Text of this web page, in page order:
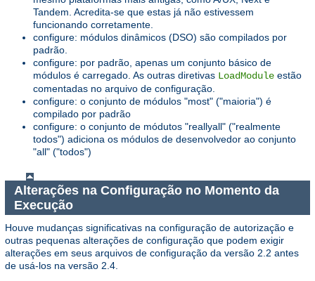
Tandem. Acredita-se que estas já não estivessem
funcionando corretamente.
configure: módulos dinâmicos (DSO) são compilados por
padrão.
configure: por padrão, apenas um conjunto básico de
módulos é carregado. As outras diretivas LoadModule estão
comentadas no arquivo de configuração.
configure: o conjunto de módulos "most" ("maioria") é
compilado por padrão
configure: o conjunto de módutos "reallyall" ("realmente
todos") adiciona os módulos de desenvolvedor ao conjunto
"all" ("todos")
Alterações na Configuração no Momento da
Execução
Houve mudanças significativas na configuração de autorização e
outras pequenas alterações de configuração que podem exigir
alterações em seus arquivos de configuração da versão 2.2 antes
de usá-los na versão 2.4.